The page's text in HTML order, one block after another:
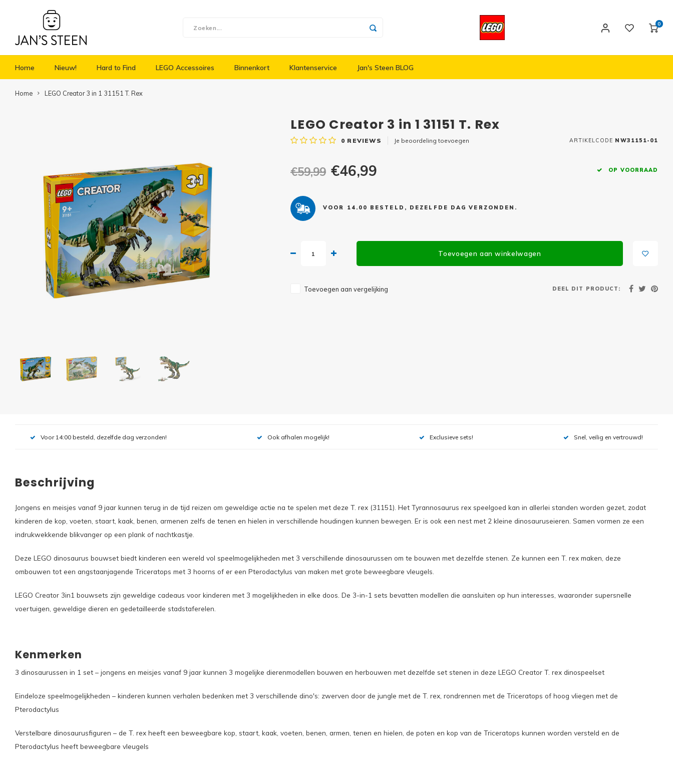
0
Home Nieuw! Hard to Find LEGO Accessoires Binnenkort Klantenservice Jan's Steen BLOG
Home LEGO Creator 3 in 1 31151 T. Rex
LEGO Creator 3 in 1 31151 T. Rex
0 REVIEWS Je beoordeling toevoegen ARTIKELCODE NW31151-01
€59,99 €46,99 OP VOORRAAD
VOOR 14.00 BESTELD, DEZELFDE DAG VERZONDEN.
Toevoegen aan winkelwagen
Toevoegen aan vergelijking DEEL DIT PRODUCT:
Voor 14:00 besteld, dezelfde dag verzonden! Ook afhalen mogelijk! Exclusieve sets! Snel, veilig en vertrouwd!
Beschrijving
Jongens en meisjes vanaf 9 jaar kunnen terug in de tijd reizen om geweldige actie na te spelen met deze T. rex (31151). Het Tyrannosaurus rex speelgoed kan in allerlei standen worden gezet, zodat
kinderen de kop, voeten, staart, kaak, benen, armenen zelfs de tenen en hielen in verschillende houdingen kunnen bewegen. Er is ook een nest met 2 kleine dinosauruseieren. Samen vormen ze een
indrukwekkende blikvanger op een plank of nachtkastje.
Deze LEGO dinosaurus bouwset biedt kinderen een wereld vol speelmogelijkheden met 3 verschillende dinosaurussen om te bouwen met dezelfde stenen. Ze kunnen een T. rex maken, deze
ombouwen tot een angstaanjagende Triceratops met 3 hoorns of er een Pterodactylus van maken met grote beweegbare vleugels.
LEGO Creator 3in1 bouwsets zijn geweldige cadeaus voor kinderen met 3 mogelijkheden in elke doos. De 3-in-1 sets bevatten modellen die aansluiten op hun interesses, waaronder supersnelle
voertuigen, geweldige dieren en gedetailleerde stadstaferelen.
Kenmerken
3 dinosaurussen in 1 set – jongens en meisjes vanaf 9 jaar kunnen 3 mogelijke dierenmodellen bouwen en herbouwen met dezelfde set stenen in deze LEGO Creator T. rex dinospeelset
Eindeloze speelmogelijkheden – kinderen kunnen verhalen bedenken met 3 verschillende dino's: zwerven door de jungle met de T. rex, rondrennen met de Triceratops of hoog vliegen met de
Pterodactylus
Verstelbare dinosaurusfiguren – de T. rex heeft een beweegbare kop, staart, kaak, voeten, benen, armen, tenen en hielen, de poten en kop van de Triceratops kunnen worden versteld en de
Pterodactylus heeft beweegbare vleugels